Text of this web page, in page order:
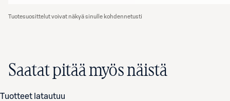
Tuotesuosittelut voivat näkyä sinulle kohdennetusti
Saatat pitää myös näistä
Tuotteet latautuu